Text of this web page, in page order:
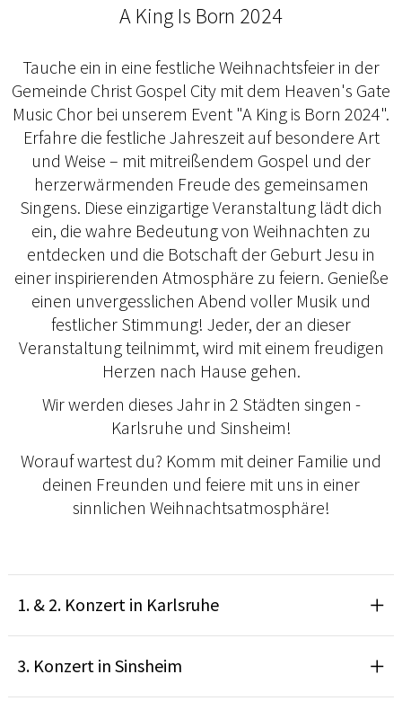
A King Is Born 2024
Tauche ein in eine festliche Weihnachtsfeier in der
Gemeinde Christ Gospel City mit dem Heaven's Gate
Music Chor bei unserem Event "A King is Born 2024".
Erfahre die festliche Jahreszeit auf besondere Art
und Weise – mit mitreißendem Gospel und der
herzerwärmenden Freude des gemeinsamen
Singens. Diese einzigartige Veranstaltung lädt dich
ein, die wahre Bedeutung von Weihnachten zu
entdecken und die Botschaft der Geburt Jesu in
einer inspirierenden Atmosphäre zu feiern. Genieße
einen unvergesslichen Abend voller Musik und
festlicher Stimmung! Jeder, der an dieser
Veranstaltung teilnimmt, wird mit einem freudigen
Herzen nach Hause gehen.
Wir werden dieses Jahr in 2 Städten singen -
Karlsruhe und Sinsheim!
Worauf wartest du? Komm mit deiner Familie und
deinen Freunden und feiere mit uns in einer
sinnlichen Weihnachtsatmosphäre!
1. & 2. Konzert in Karlsruhe
3. Konzert in Sinsheim